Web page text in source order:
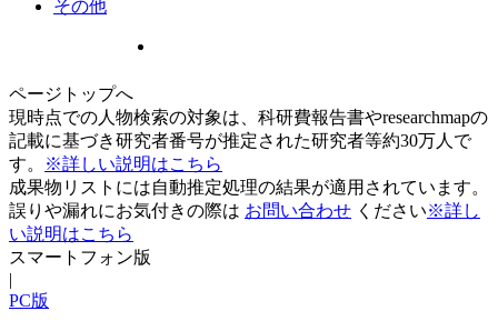
その他
ページトップへ
現時点での人物検索の対象は、科研費報告書やresearchmapの
記載に基づき研究者番号が推定された研究者等約30万人で
す。
※詳しい説明はこちら
成果物リストには自動推定処理の結果が適用されています。
誤りや漏れにお気付きの際は お問い合わせ ください※詳し
い説明はこちら
スマートフォン版
|
PC版